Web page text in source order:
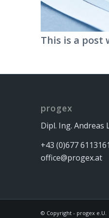
This is a post
progex
Dipl. Ing. Andreas
+43 (0)677
office@progex.at
© Copyright - progex e.U.